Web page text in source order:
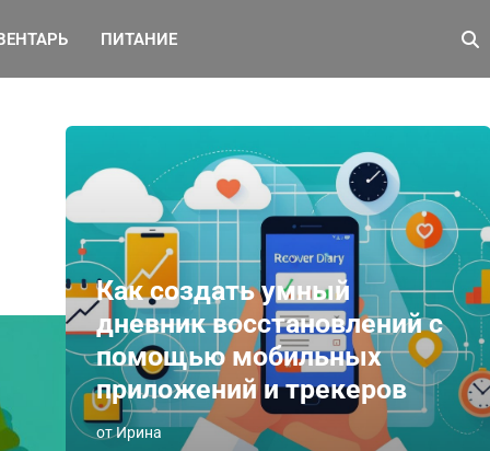
ПИТАНИЕ
Как создать умный
дневник восстановлений с
помощью мобильных
приложений и трекеров
от Ирина